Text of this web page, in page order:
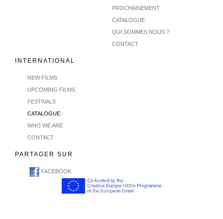
PROCHAINEMENT
CATALOGUE
QUI SOMMES NOUS ?
CONTACT
INTERNATIONAL
NEW FILMS
UPCOMING FILMS
FESTIVALS
CATALOGUE
WHO WE ARE
CONTACT
PARTAGER SUR
FACEBOOK